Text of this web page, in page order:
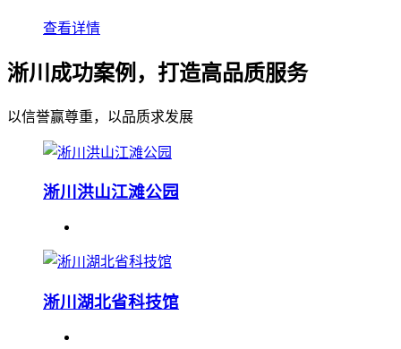
查看详情
淅川成功案例，打造高品质服务
以信誉赢尊重，以品质求发展
淅川洪山江滩公园
淅川湖北省科技馆